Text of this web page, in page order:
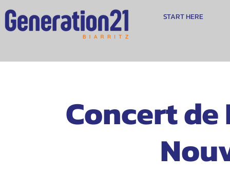
START HERE
Concert